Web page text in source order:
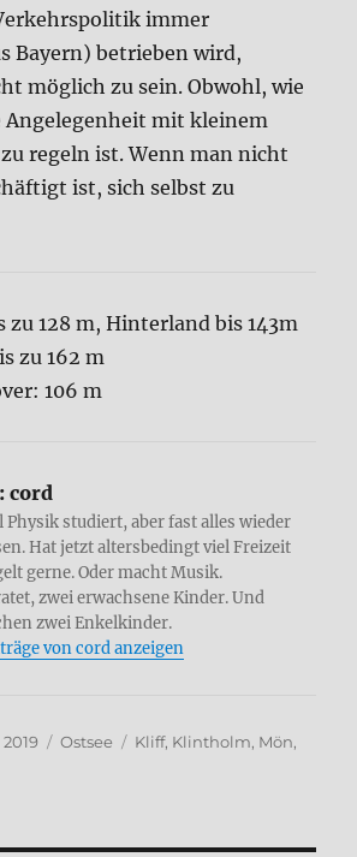
immer
Bayern) betrieben wird,
möglich zu sein. Obwohl, wie
Angelegenheit mit kleinem
regeln ist. Wenn man nicht
ist, sich selbst zu
128 m, Hinterland bis 143m
zu 162 m
106 m
cord
Physik studiert, aber fast alles wieder
Hat jetzt altersbedingt viel Freizeit
gerne. Oder macht Musik.
zwei erwachsene Kinder. Und
zwei Enkelkinder.
von cord anzeigen
Kategorien
Ostsee Schlagwörter
Kliff, Klintholm, Mön,